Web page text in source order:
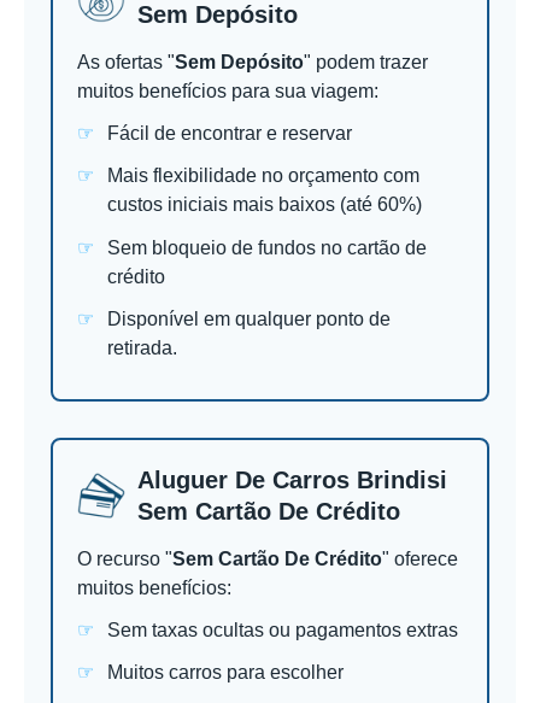
Sem Depósito
As ofertas "Sem Depósito" podem trazer
muitos benefícios para sua viagem:
Fácil de encontrar e reservar
Mais flexibilidade no orçamento com
custos iniciais mais baixos (até 60%)
Sem bloqueio de fundos no cartão de
crédito
Disponível em qualquer ponto de
retirada.
Aluguer De Carros Brindisi
Sem Cartão De Crédito
O recurso "Sem Cartão De Crédito" oferece
muitos benefícios:
Sem taxas ocultas ou pagamentos extras
Muitos carros para escolher